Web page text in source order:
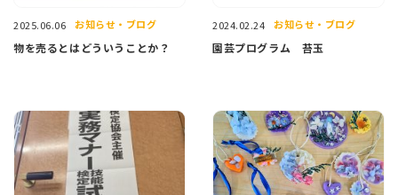
2025.06.06 お知らせ・ブログ
物を売るとはどういうことか？
2024.02.24 お知らせ・ブログ
園芸プログラム 苔玉